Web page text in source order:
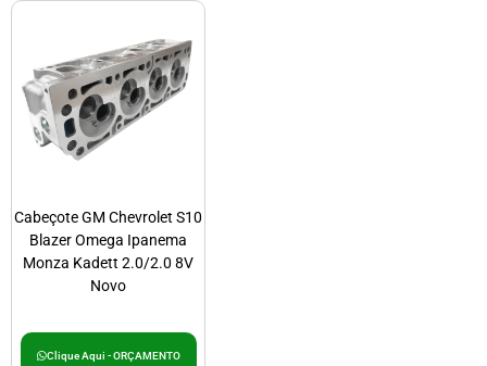
Cabeçote GM Chevrolet S10
Blazer Omega Ipanema
Monza Kadett 2.0/2.0 8V
Novo
Clique Aqui - ORÇAMENTO